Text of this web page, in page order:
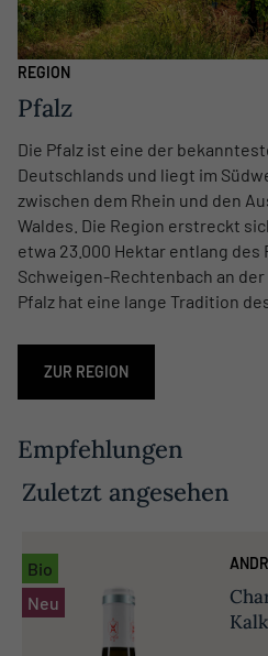
REGION
Pfalz
Die Pfalz ist eine der
Deutschlands und liegt im
zwischen dem Rhein und den
Waldes. Die Region erstreckt
etwa 23.000 Hektar entlang des
Schweigen-Rechtenbach an
Pfalz hat eine lange Tradition des
ZUR REGION
Empfehlungen
Zuletzt angesehen
Bio
Neu